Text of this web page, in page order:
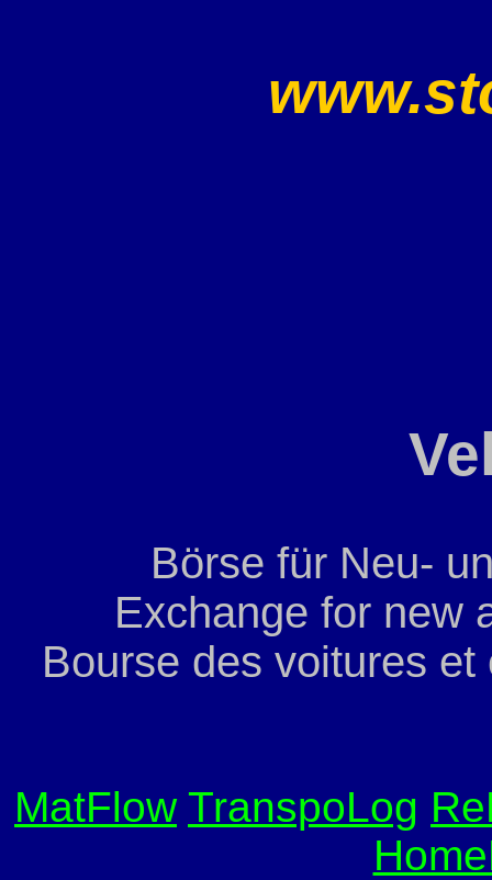
Börse für Neu-
Exchange for new
Bourse des voitures
MatFlow TranspoLog